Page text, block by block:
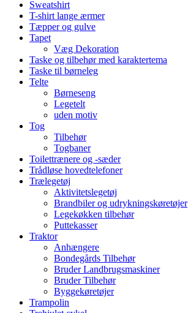
Sweatshirt
T-shirt lange ærmer
Tæpper og gulve
Tapet
Væg Dekoration
Taske og tilbehør med karaktertema
Taske til børneleg
Telte
Børneseng
Legetelt
uden motiv
Tog
Tilbehør
Togbaner
Toilettrænere og -sæder
Trådløse hovedtelefoner
Trælegetøj
Aktivitetslegetøj
Brandbiler og udrykningskøretøjer
Legekøkken tilbehør
Puttekasser
Traktor
Anhængere
Bondegårds Tilbehør
Bruder Landbrugsmaskiner
Bruder Tilbehør
Byggekøretøjer
Trampolin